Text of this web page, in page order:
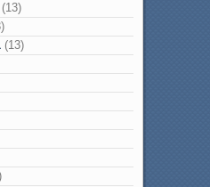
(13)